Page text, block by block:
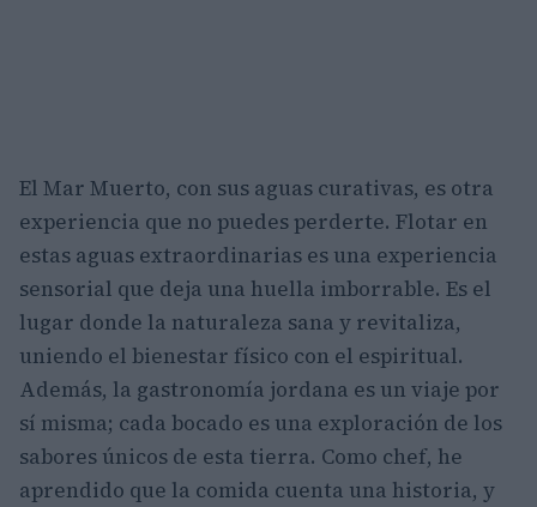
El Mar Muerto, con sus aguas curativas, es otra
experiencia que no puedes perderte. Flotar en
estas aguas extraordinarias es una experiencia
sensorial que deja una huella imborrable. Es el
lugar donde la naturaleza sana y revitaliza,
uniendo el bienestar físico con el espiritual.
Además, la gastronomía jordana es un viaje por
sí misma; cada bocado es una exploración de los
sabores únicos de esta tierra. Como chef, he
aprendido que la comida cuenta una historia, y